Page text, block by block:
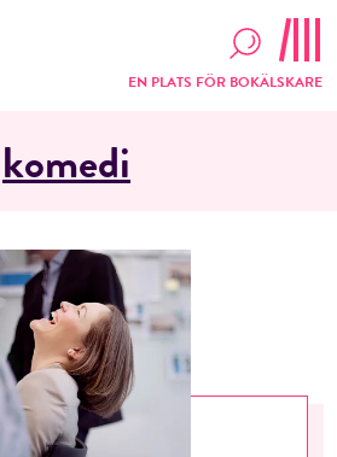
EN PLATS FÖR BOKÄLSKARE
komedi